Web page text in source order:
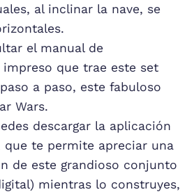
al inclinar la nave, se
el manual de
que trae este set
a paso, este fabuloso
Wars.
descargar la aplicación
que te permite apreciar una
de este grandioso conjunto
mientras lo construyes,